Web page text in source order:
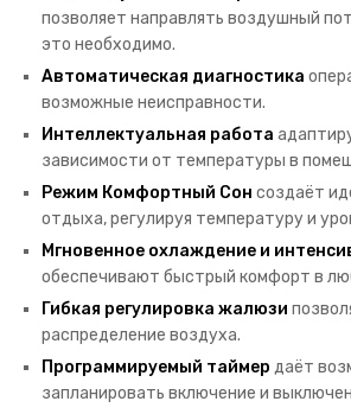
позволяет направлять воздушный
это необходимо.
Автоматическая диагностика
возможные неисправности.
Интеллектуальная работа
зависимости от температуры в
Режим Комфортный Сон создаёт
отдыха, регулируя температуру и
Мгновенное охлаждение и
обеспечивают быстрый комфорт в
Гибкая регулировка жалюзи
распределение воздуха.
Программируемый таймер даёт
запланировать включение и